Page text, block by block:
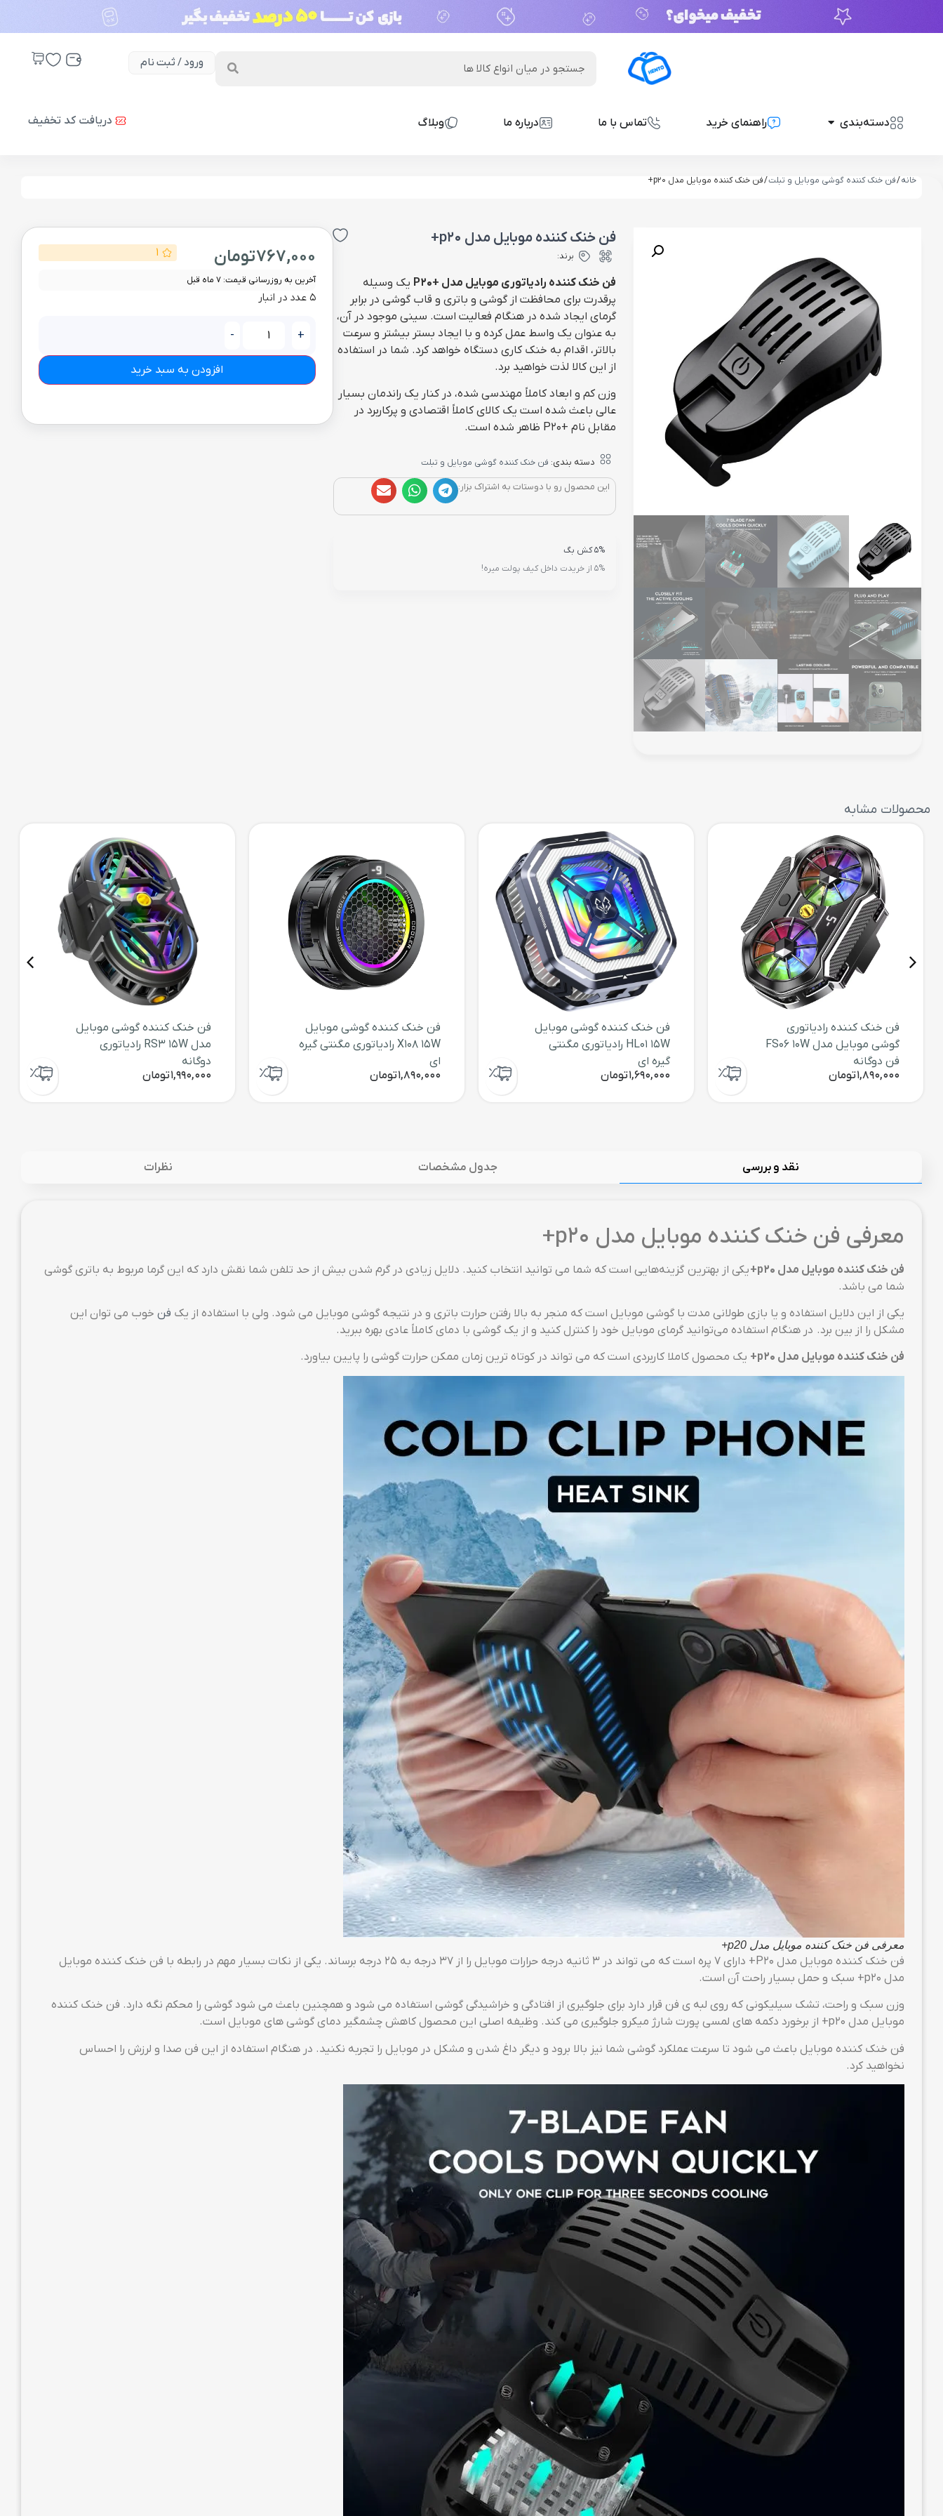
ورود / ثبت نام
دسته‌بندی راهنمای خرید تماس با ما درباره ما وبلاگ دریافت کد تخفیف
خانه/فن خنک کننده گوشی موبایل و تبلت/ فن خنک کننده موبایل مدل p20+
767,000تومان 1
آخرین به روزرسانی قیمت: 7 ماه قبل
5 عدد در انبار
+
-
افزودن به سبد خرید
فن خنک کننده موبایل مدل p20+
برند:
فن خنک کننده رادیاتوری موبایل مدل +P20
یک وسیله
پرقدرت برای محافظت از گوشی و باتری و قاب گوشی در برابر
گرمای ایجاد شده در هنگام فعالیت است. سینی موجود در آن،
به عنوان یک واسط عمل کرده و با ایجاد بستر بیشتر و سرعت
بالاتر، اقدام به خنک کاری دستگاه خواهد کرد. شما در استفاده
از این کالا لذت خواهید برد.
وزن کم و ابعاد کاملاً مهندسی شده، در کنار یک راندمان بسیار
عالی باعث شده است یک کالای کاملاً اقتصادی و پرکاربرد در
مقابل نام +P20 ظاهر شده است.
دسته بندی: فن خنک کننده گوشی موبایل و تبلت
این محصول رو با دوستات به اشتراک بزار:
5% کش بگ
5% از خریدت داخل کیف پولت میره!
محصولات مشابه
فن خنک کننده رادیاتوری
گوشی موبایل مدل FS06 10W
فن دوگانه
1,890,000تومان
فن خنک کننده گوشی موبایل
HL01 15W رادیاتوری مگنتی
گیره ای
1,690,000تومان
فن خنک کننده گوشی موبایل
X108 15W رادیاتوری مگنتی گیره
ای
1,890,000تومان
فن خنک کننده گوشی موبایل
مدل RS3 15W رادیاتوری
دوگانه
1,990,000تومان
نقد و بررسی جدول مشخصات نظرات
معرفی فن خنک کننده موبایل مدل p20+
فن خنک کننده موبایل مدل p20+
یکی از بهترین گزینه‌هایی است که شما می توانید انتخاب کنید. دلایل زیادی در گرم شدن بیش از حد تلفن شما نقش دارد که این گرما مربوط به باتری گوشی
شما می باشد.
یکی از این دلایل استفاده و یا بازی طولانی مدت با گوشی موبایل است که منجر به بالا رفتن حرارت باتری و در نتیجه گوشی موبایل می شود. ولی با استفاده از یک فن خوب می توان این
مشکل را از بین برد. در هنگام استفاده می‌توانید گرمای موبایل خود را کنترل کنید و از یک گوشی با دمای کاملاً عادی بهره ببرید.
فن خنک کننده موبایل مدل p20+
یک محصول کاملا کاربردی است که می تواند در کوتاه ترین زمان ممکن حرارت گوشی را پایین بیاورد.
معرفی فن خنک کننده موبایل مدل p20+
فن خنک کننده موبایل مدل P20+ دارای 7 پره است که می تواند در 3 ثانیه درجه حرارات موبایل را از 37 درجه به 25 درجه برساند. یکی از نکات بسیار مهم در رابطه با فن خنک کننده موبایل
مدل p20+ سبک و حمل بسیار راحت آن است.
وزن سبک و راحت، تشک سیلیکونی که روی لبه ی فن قرار دارد برای جلوگیری از افتادگی و خراشیدگی گوشی استفاده می شود و همچنین باعث می شود گوشی را محکم نگه دارد. فن خنک کننده
موبایل مدل p20+ از برخورد دکمه های لمسی پورت شارژ میکرو جلوگیری می کند. وظیفه اصلی این محصول کاهش چشمگیر دمای گوشی های موبایل است.
فن خنک کننده موبایل باعث می شود تا سرعت عملکرد گوشی شما نیز بالا برود و دیگر داغ شدن و مشکل در موبایل را تجربه نکنید. در هنگام استفاده از این فن صدا و لرزش را احساس
نخواهید کرد.